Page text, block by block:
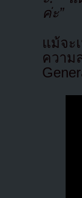
ค่ะ”
แม้จะ
ควา